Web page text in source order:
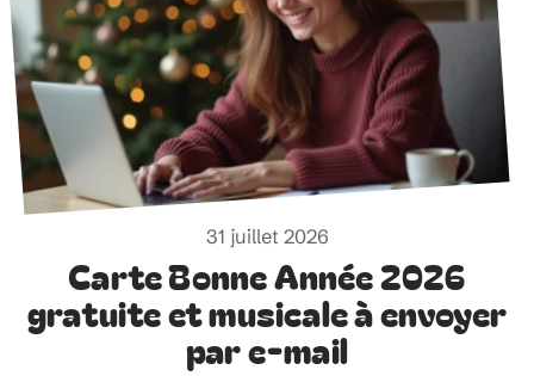
31 juillet 2026
Carte Bonne Année 2026
gratuite et musicale à envoyer
par e-mail